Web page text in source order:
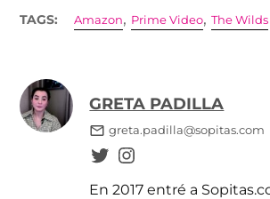
TAGS: Amazon, Prime Video,The Wilds
GRETA PADILLA
greta.padilla@sopitas.com
En 2017 entré a